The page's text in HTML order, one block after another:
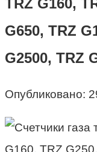
TRZ G160,
G650, TRZ
G2500, TRZ
Опубликовано: